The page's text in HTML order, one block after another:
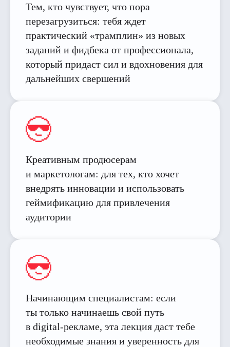
Тем, кто чувствует, что пора
перезагрузиться: тебя ждет
практический «трамплин» из новых
заданий и фидбека от профессионала,
который придаст сил и вдохновения для
дальнейших свершений
Креативным продюсерам
и маркетологам: для тех, кто хочет
внедрять инновации и использовать
геймификацию для привлечения
аудитории
Начинающим специалистам: если
ты только начинаешь свой путь
в digital-рекламе, эта лекция даст тебе
необходимые знания и уверенность для